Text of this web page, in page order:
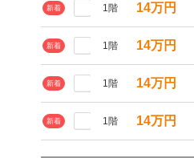
新着 1階 14万円
新着 1階 14万円
新着 1階 14万円
新着 1階 14万円